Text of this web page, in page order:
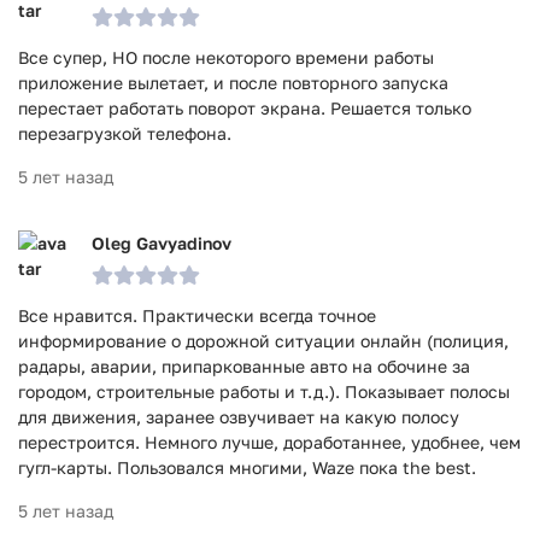
Все супер, НО после некоторого времени работы
приложение вылетает, и после повторного запуска
перестает работать поворот экрана. Решается только
перезагрузкой телефона.
5 лет назад
Oleg Gavyadinov
Все нравится. Практически всегда точное
информирование о дорожной ситуации онлайн (полиция,
радары, аварии, припаркованные авто на обочине за
городом, строительные работы и т.д.). Показывает полосы
для движения, заранее озвучивает на какую полосу
перестроится. Немного лучше, доработаннее, удобнее, чем
гугл-карты. Пользовался многими, Waze пока the best.
5 лет назад